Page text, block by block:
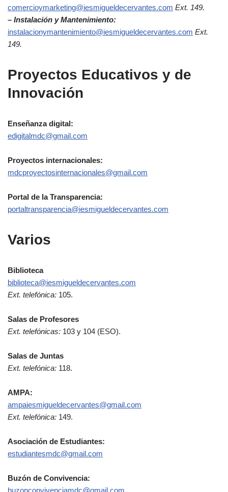
comercioymarketing@iesmigueldecervantes.com Ext. 149.
– Instalación y Mantenimiento:
instalacionymantenimiento@iesmigueldecervantes.com Ext.
149.
Proyectos Educativos y de
Innovación
Enseñanza digital:
edigitalmdc@gmail.com
Proyectos internacionales:
mdcproyectosinternacionales@gmail.com
Portal de la Transparencia:
portaltransparencia@iesmigueldecervantes.com
Varios
Biblioteca
biblioteca@iesmigueldecervantes.com
Ext. telefónica: 105.
Salas de Profesores
Ext. telefónicas: 103 y 104 (ESO).
Salas de Juntas
Ext. telefónica: 118.
AMPA:
ampaiesmigueldecervantes@gmail.com
Ext. telefónica: 149.
Asociación de Estudiantes:
estudiantesmdc@gmail.com
Buzón de Convivencia:
buzonconvivenciamdc@gmail.com